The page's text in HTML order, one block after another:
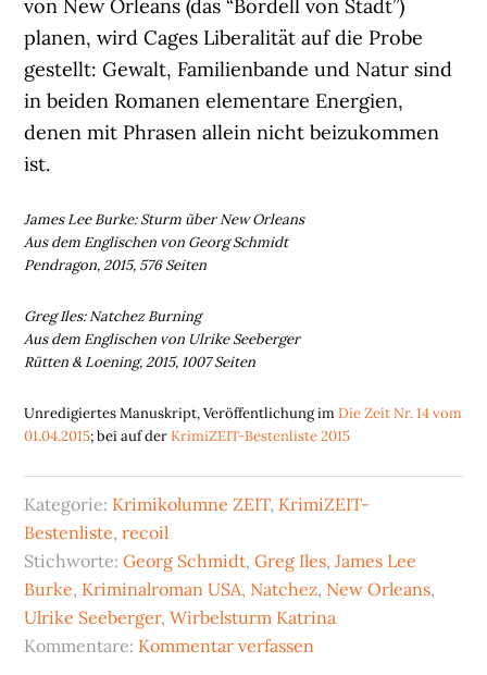
von New Orleans (das “Bordell von Stadt”)
planen, wird Cages Liberalität auf die Probe
gestellt: Gewalt, Familienbande und Natur sind
in beiden Romanen elementare Energien,
denen mit Phrasen allein nicht beizukommen
ist.
James Lee Burke: Sturm über New Orleans
Aus dem Englischen von Georg Schmidt
Pendragon, 2015, 576 Seiten
Greg Iles: Natchez Burning
Aus dem Englischen von Ulrike Seeberger
Rütten & Loening, 2015, 1007 Seiten
Unredigiertes Manuskript, Veröffentlichung imDie Zeit Nr. 14 vom
01.04.2015; bei auf derKrimiZEIT-Bestenliste 2015
Kategorie: Krimikolumne ZEIT, KrimiZEIT-
Bestenliste,recoil
Stichworte:Georg Schmidt,Greg Iles,James Lee
Burke, Kriminalroman USA, Natchez, New Orleans,
Ulrike Seeberger,Wirbelsturm Katrina
Kommentare: Kommentar verfassen